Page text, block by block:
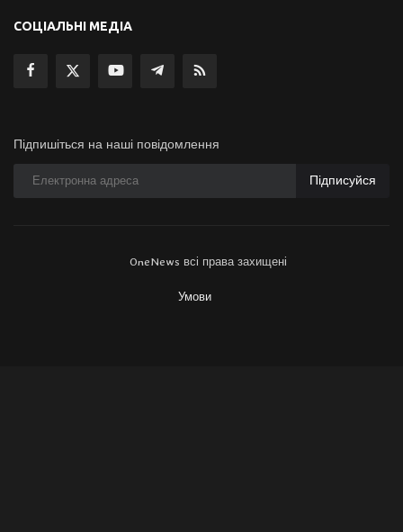
СОЦІАЛЬНІ МЕДІА
Підпишіться на наші повідомлення
Підписуйся
OneNews всі права захищені
Умови